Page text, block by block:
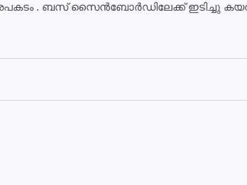
. ബസ് സൈൻബോർഡിലേക്ക് ഇടിച്ചു